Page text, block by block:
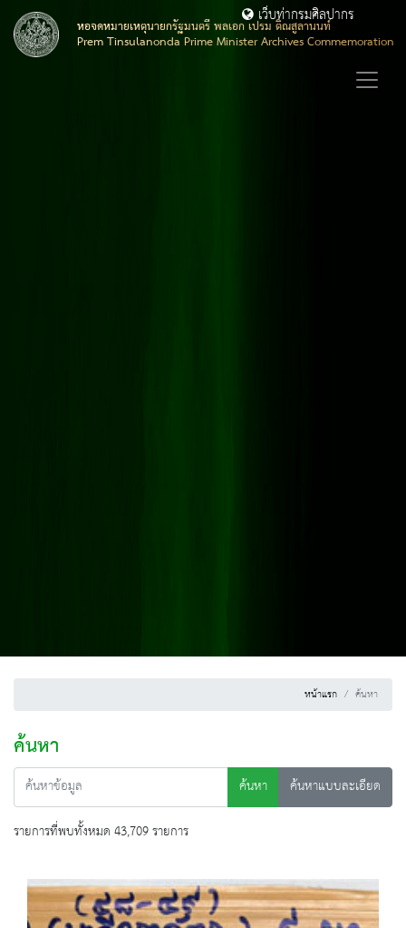
หอจดหมายเหตุนายกรัฐมนตรี พลเอก เปรม ติณสูลานนท์
Prem Tinsulanonda Prime Minister Archives Commemoration
เว็บท่ากรมศิลปากร
หน้าแรก ค้นหา
ค้นหา
ค้นหา
ค้นหาแบบละเอียด
รายการที่พบทั้งหมด 43,709 รายการ